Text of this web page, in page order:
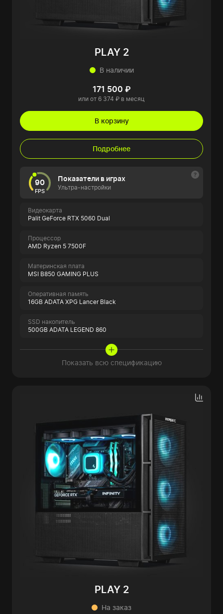
PLAY 2
В наличии
171 500 ₽
или от 6 374 ₽ в месяц
В корзину
Подробнее
90
FPS
Показатели в играх
Ультра-настройки
Видеокарта
Palit GeForce RTX 5060 Dual
Процессор
AMD Ryzen 5 7500F
Материнская плата
MSI B850 GAMING PLUS
Оперативная память
16GB ADATA XPG Lancer Black
SSD накопитель
500GB ADATA LEGEND 860
Показать всю спецификацию
PLAY 2
На заказ